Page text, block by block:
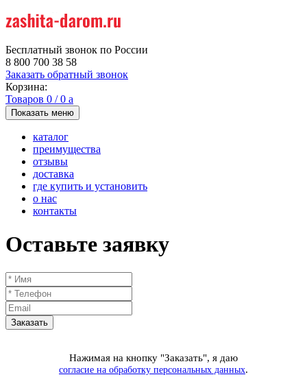
Бесплатный звонок по России
8 800 700 38 58
Заказать обратный звонок
Корзина:
Товаров 0 /0 a
Показать меню
каталог
преимущества
отзывы
доставка
где купить и установить
о нас
контакты
Оставьте заявку
Нажимая на кнопку "Заказать", я даю
согласие на обработку персональных данных.